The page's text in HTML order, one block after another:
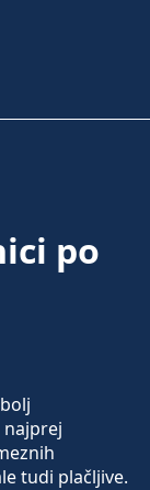
po
najprej
tudi plačljive.